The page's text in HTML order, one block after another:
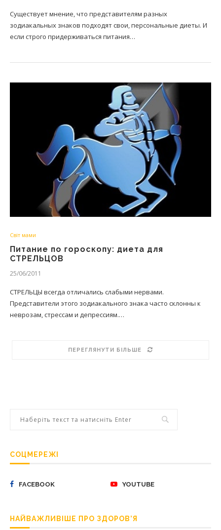
Существует мнение, что представителям разных
зодиакальных знаков подходят свои, персональные диеты. И
если строго придерживаться питания…
Світ мами
Питание по гороскопу: диета для
СТРЕЛЬЦОВ
25/06/2011
СТРЕЛЬЦЫ всегда отличались слабыми нервами.
Представители этого зодиакального знака часто склонны к
неврозам, стрессам и депрессиям.…
ПЕРЕГЛЯНУТИ БІЛЬШЕ
СОЦМЕРЕЖІ
FACEBOOK YOUTUBE
НАЙВАЖЛИВІШЕ ПРО ЗДОРОВ’Я